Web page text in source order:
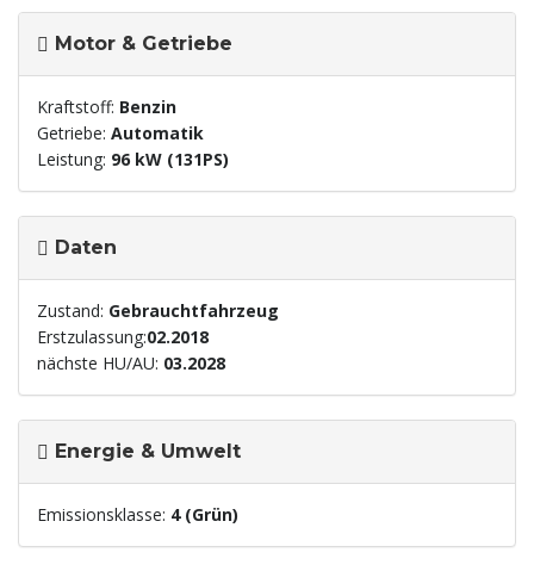
Motor & Getriebe
Kraftstoff: Benzin
Getriebe: Automatik
Leistung: 96 kW (131PS)
Daten
Zustand: Gebrauchtfahrzeug
Erstzulassung:02.2018
nächste HU/AU: 03.2028
Energie & Umwelt
Emissionsklasse: 4 (Grün)